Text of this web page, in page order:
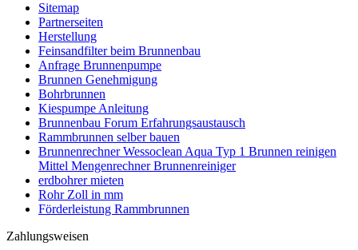
Sitemap
Partnerseiten
Herstellung
Feinsandfilter beim Brunnenbau
Anfrage Brunnenpumpe
Brunnen Genehmigung
Bohrbrunnen
Kiespumpe Anleitung
Brunnenbau Forum Erfahrungsaustausch
Rammbrunnen selber bauen
Brunnenrechner Wessoclean Aqua Typ 1 Brunnen reinigen
Mittel Mengenrechner Brunnenreiniger
erdbohrer mieten
Rohr Zoll in mm
Förderleistung Rammbrunnen
Zahlungsweisen